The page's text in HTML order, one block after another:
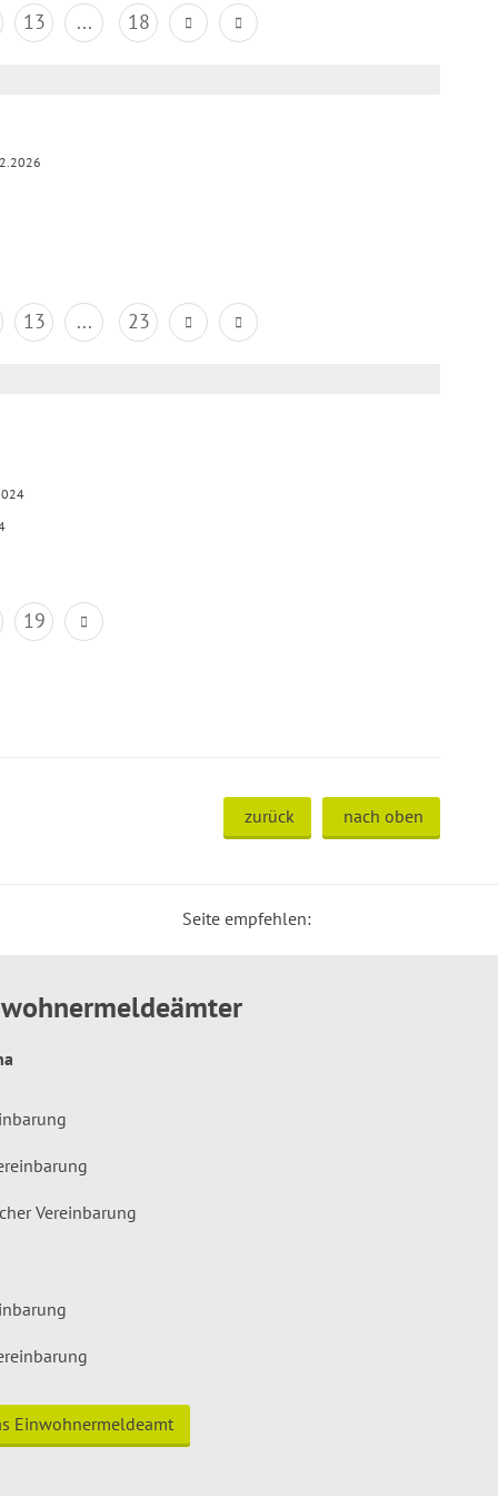
13 ... 18
13 ... 23
19
zurück nach oben
Seite empfehlen:
Vereinbarung
Einwohnermeldeamt